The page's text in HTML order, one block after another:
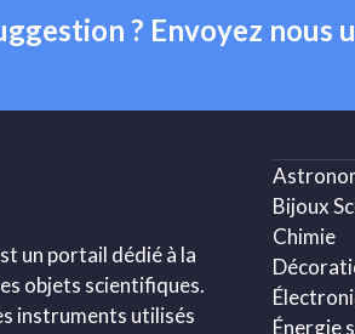
? Envoyez nous
un portail dédié à la
objets scientifiques.
instruments utilisés
Bijoux
Chimie
Énergie